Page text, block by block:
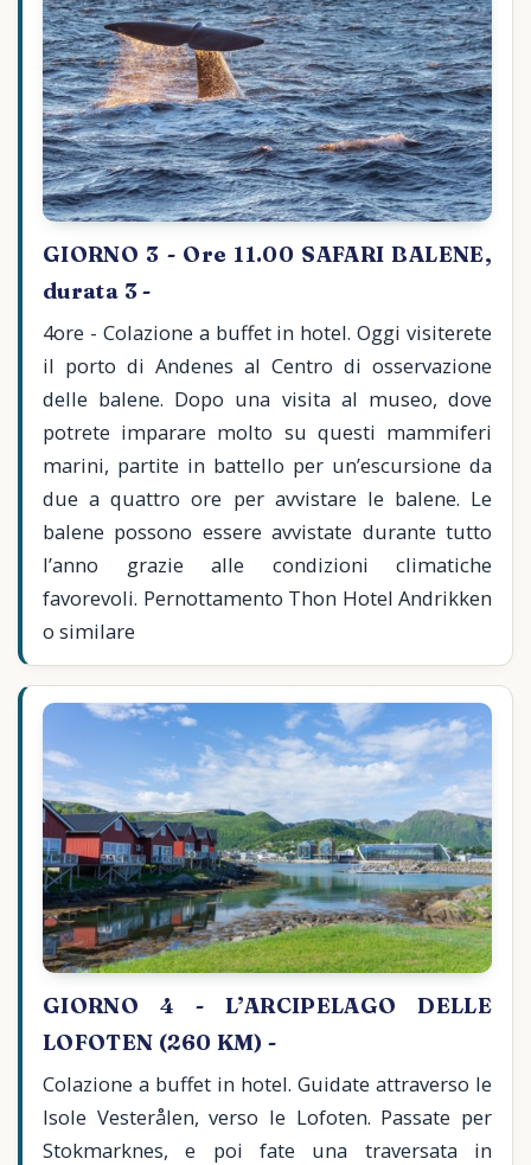
GIORNO 3 - Ore 11.00 SAFARI BALENE,
durata 3 -
4ore - Colazione a buffet in hotel. Oggi visiterete
il porto di Andenes al Centro di osservazione
delle balene. Dopo una visita al museo, dove
potrete imparare molto su questi mammiferi
marini, partite in battello per un’escursione da
due a quattro ore per avvistare le balene. Le
balene possono essere avvistate durante tutto
l’anno grazie alle condizioni climatiche
favorevoli. Pernottamento Thon Hotel Andrikken
o similare
GIORNO 4 - L’ARCIPELAGO DELLE
LOFOTEN (260 KM) -
Colazione a buffet in hotel. Guidate attraverso le
Isole Vesterålen, verso le Lofoten. Passate per
Stokmarknes, e poi fate una traversata in